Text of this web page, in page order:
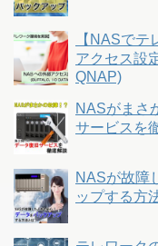
【NASで
アクセス設
QNAP)
NASがまさ
サービスを
NASが故障
ップする方